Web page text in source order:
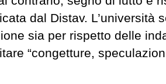
dal Distav. L’università
sia per rispetto delle
“congetture,